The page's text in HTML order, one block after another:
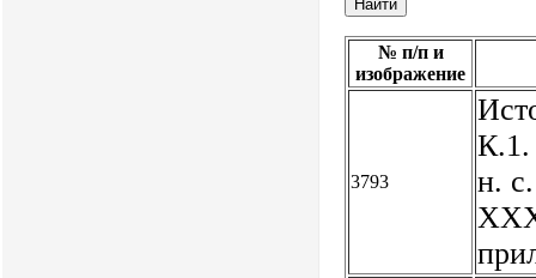
№ п/п и
изображение
3793
н.